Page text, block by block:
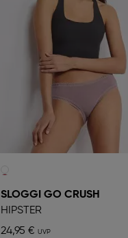
SLOGGI GO CRUSH
HIPSTER
24,95 €